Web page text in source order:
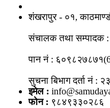
शंखरापुर - ०१,
संचालक तथा सम्पादक :
पान नं :
सुचना बिभाग दर्ता नं :
इमेल :
फोन : ९८४९३३०२८६